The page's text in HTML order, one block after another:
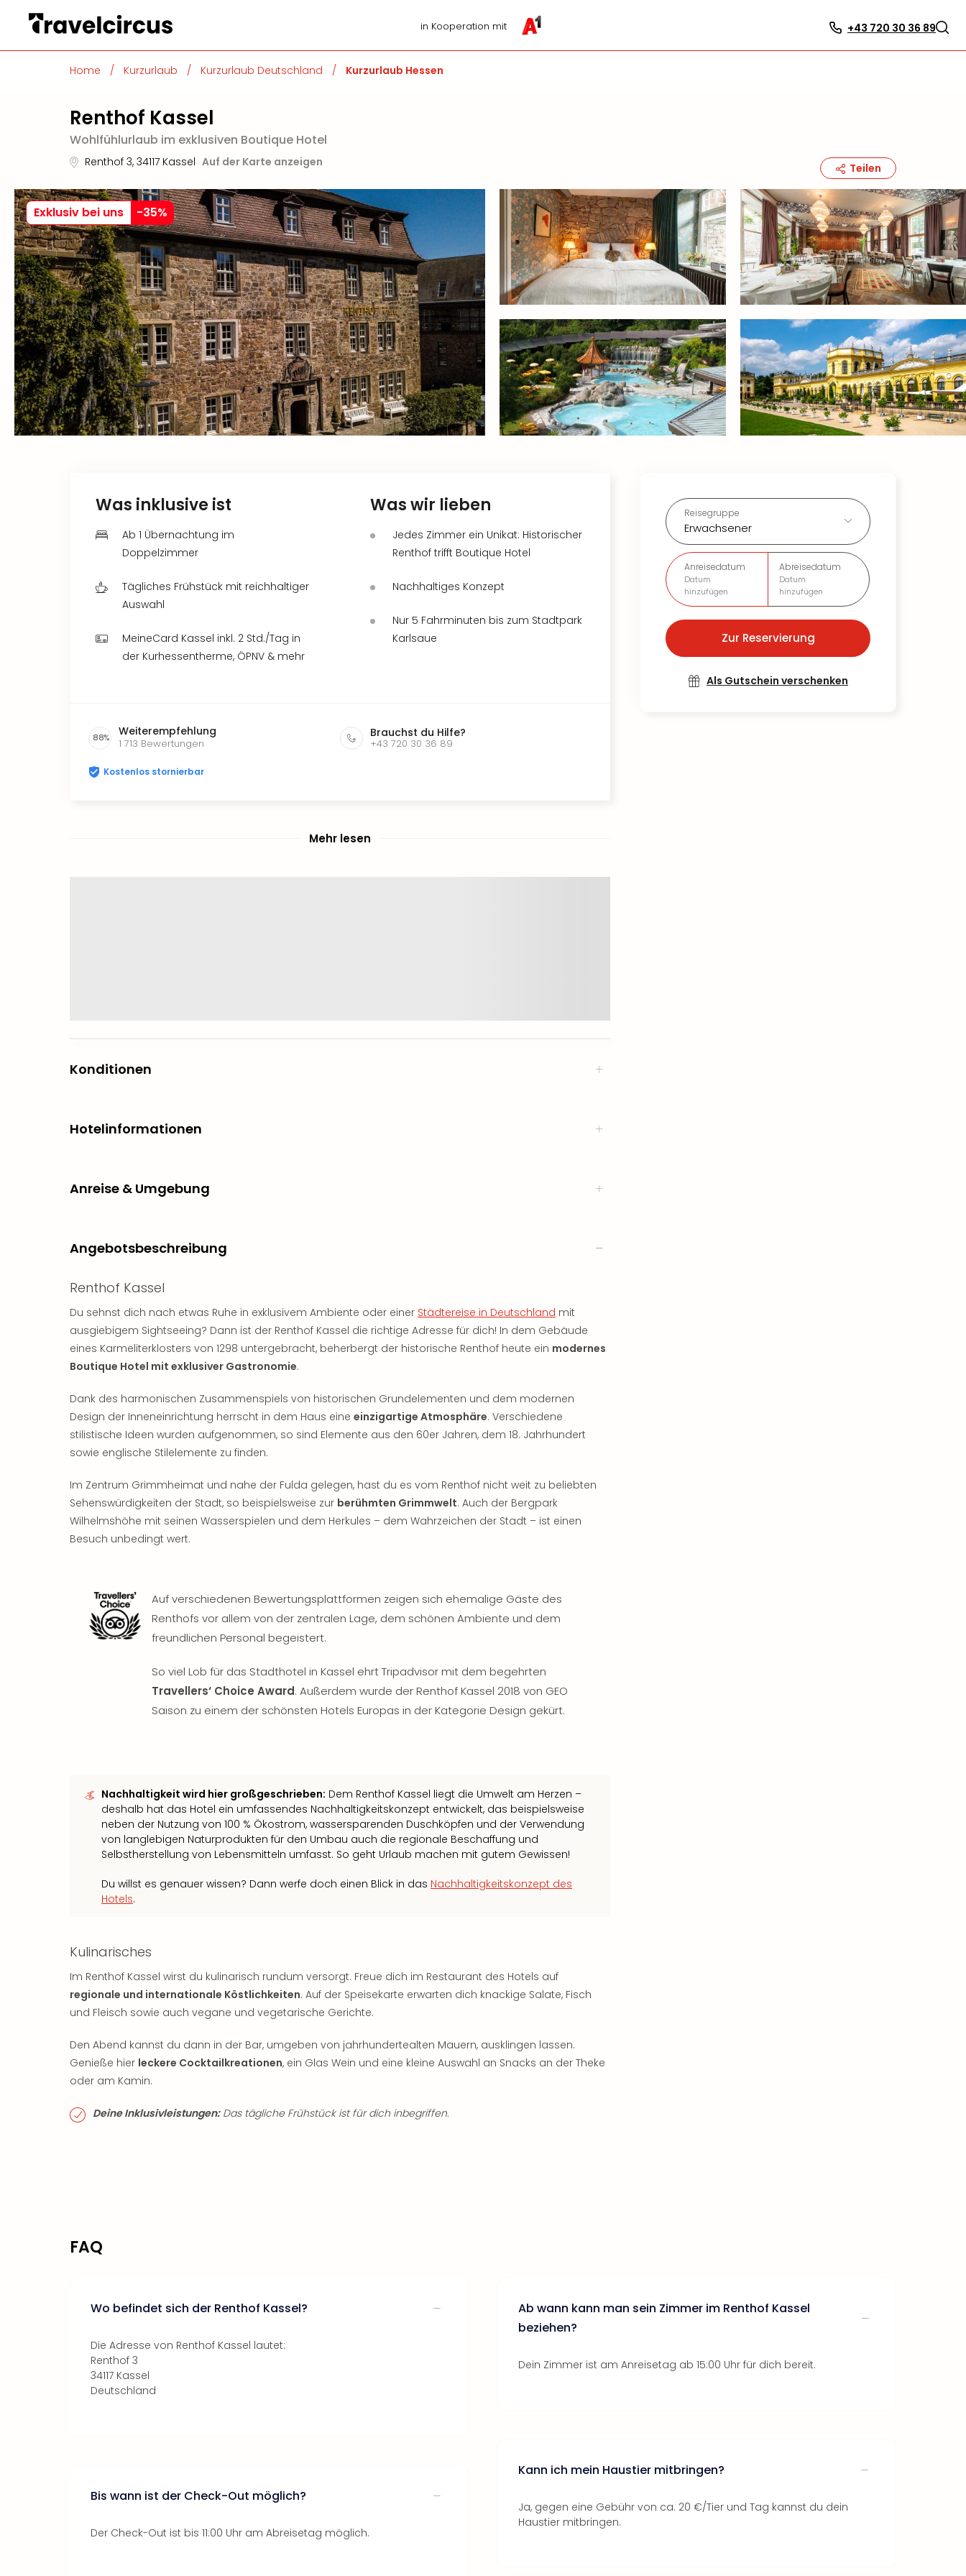
in Kooperation mit +43 720 30 36 89
Home / Kurzurlaub / Kurzurlaub Deutschland / Kurzurlaub Hessen
Renthof Kassel
Wohlfühlurlaub im exklusiven Boutique Hotel
Renthof 3, 34117 Kassel Auf der Karte anzeigen Teilen
Exklusiv bei uns -35%
Reisegruppe
Erwachsener
Anreisedatum
Datum
hinzufügen
Abreisedatum
Datum
hinzufügen
Zur Reservierung
Als Gutschein verschenken
Was inklusive ist
Ab 1 Übernachtung im
Doppelzimmer
Tägliches Frühstück mit reichhaltiger
Auswahl
MeineCard Kassel inkl. 2 Std./Tag in
der Kurhessentherme, ÖPNV & mehr
Was wir lieben
Jedes Zimmer ein Unikat: Historischer
Renthof trifft Boutique Hotel
Nachhaltiges Konzept
Nur 5 Fahrminuten bis zum Stadtpark
Karlsaue
88% Weiterempfehlung
1 713 Bewertungen
Brauchst du Hilfe?
+43 720 30 36 89
Kostenlos stornierbar
Mehr lesen
Konditionen
Hotelinformationen
Anreise & Umgebung
Angebotsbeschreibung
Renthof Kassel
Du sehnst dich nach etwas Ruhe in exklusivem Ambiente oder einer Städtereise in Deutschland mit
ausgiebigem Sightseeing? Dann ist der Renthof Kassel die richtige Adresse für dich! In dem Gebäude
eines Karmeliterklosters von 1298 untergebracht, beherbergt der historische Renthof heute ein modernes
Boutique Hotel mit exklusiver Gastronomie.
Dank des harmonischen Zusammenspiels von historischen Grundelementen und dem modernen
Design der Inneneinrichtung herrscht in dem Haus eine einzigartige Atmosphäre. Verschiedene
stilistische Ideen wurden aufgenommen, so sind Elemente aus den 60er Jahren, dem 18. Jahrhundert
sowie englische Stilelemente zu finden.
Im Zentrum Grimmheimat und nahe der Fulda gelegen, hast du es vom Renthof nicht weit zu beliebten
Sehenswürdigkeiten der Stadt, so beispielsweise zur berühmten Grimmwelt. Auch der Bergpark
Wilhelmshöhe mit seinen Wasserspielen und dem Herkules – dem Wahrzeichen der Stadt – ist einen
Besuch unbedingt wert.
Auf verschiedenen Bewertungsplattformen zeigen sich ehemalige Gäste des
Renthofs vor allem von der zentralen Lage, dem schönen Ambiente und dem
freundlichen Personal begeistert.
So viel Lob für das Stadthotel in Kassel ehrt Tripadvisor mit dem begehrten
Travellers‘ Choice Award. Außerdem wurde der Renthof Kassel 2018 von GEO
Saison zu einem der schönsten Hotels Europas in der Kategorie Design gekürt.
Nachhaltigkeit wird hier großgeschrieben: Dem Renthof Kassel liegt die Umwelt am Herzen –
deshalb hat das Hotel ein umfassendes Nachhaltigkeitskonzept entwickelt, das beispielsweise
neben der Nutzung von 100 % Ökostrom, wassersparenden Duschköpfen und der Verwendung
von langlebigen Naturprodukten für den Umbau auch die regionale Beschaffung und
Selbstherstellung von Lebensmitteln umfasst. So geht Urlaub machen mit gutem Gewissen!
Du willst es genauer wissen? Dann werfe doch einen Blick in das Nachhaltigkeitskonzept des
Hotels.
Kulinarisches
Im Renthof Kassel wirst du kulinarisch rundum versorgt. Freue dich im Restaurant des Hotels auf
regionale und internationale Köstlichkeiten. Auf der Speisekarte erwarten dich knackige Salate, Fisch
und Fleisch sowie auch vegane und vegetarische Gerichte.
Den Abend kannst du dann in der Bar, umgeben von jahrhundertealten Mauern, ausklingen lassen.
Genieße hier leckere Cocktailkreationen, ein Glas Wein und eine kleine Auswahl an Snacks an der Theke
oder am Kamin.
Deine Inklusivleistungen:Das tägliche Frühstück ist für dich inbegriffen.
FAQ
Wo befindet sich der Renthof Kassel?
Die Adresse von Renthof Kassel lautet:
Renthof 3
34117 Kassel
Deutschland
Bis wann ist der Check-Out möglich?
Der Check-Out ist bis 11:00 Uhr am Abreisetag möglich.
Ab wann kann man sein Zimmer im Renthof Kassel
beziehen?
Dein Zimmer ist am Anreisetag ab 15:00 Uhr für dich bereit.
Kann ich mein Haustier mitbringen?
Ja, gegen eine Gebühr von ca. 20 €/Tier und Tag kannst du dein
Haustier mitbringen.